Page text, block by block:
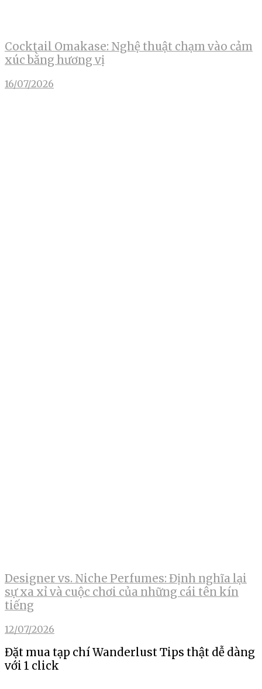
Cocktail Omakase: Nghệ thuật chạm vào cảm
xúc bằng hương vị
16/07/2026
Designer vs. Niche Perfumes: Định nghĩa lại
sự xa xỉ và cuộc chơi của những cái tên kín
tiếng
12/07/2026
Đặt mua tạp chí Wanderlust Tips thật dễ dàng
với 1 click